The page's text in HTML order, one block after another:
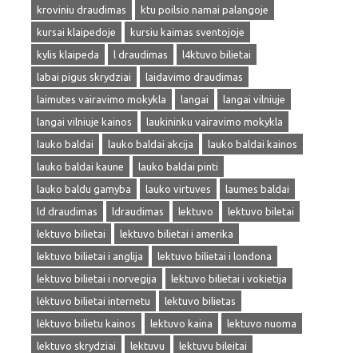
kroviniu draudimas
ktu poilsio namai palangoje
kursai klaipedoje
kursiu kaimas sventojoje
kylis klaipeda
l draudimas
l4ktuvo bilietai
labai pigus skrydziai
laidavimo draudimas
laimutes vairavimo mokykla
langai
langai vilniuje
langai vilniuje kainos
laukininku vairavimo mokykla
lauko baldai
lauko baldai akcija
lauko baldai kainos
lauko baldai kaune
lauko baldai pinti
lauko baldu gamyba
lauko virtuves
laumes baldai
ld draudimas
ldraudimas lektuvo
lektuvo biletai
lektuvo bilietai
lektuvo bilietai i amerika
lektuvo bilietai i anglija
lektuvo bilietai i londona
lektuvo bilietai i norvegija
lektuvo bilietai i vokietija
lėktuvo bilietai internetu
lektuvo bilietas
lėktuvo bilietu kainos
lektuvo kaina
lektuvo nuoma
lektuvo skrydziai
lektuvu
lektuvu bileitai